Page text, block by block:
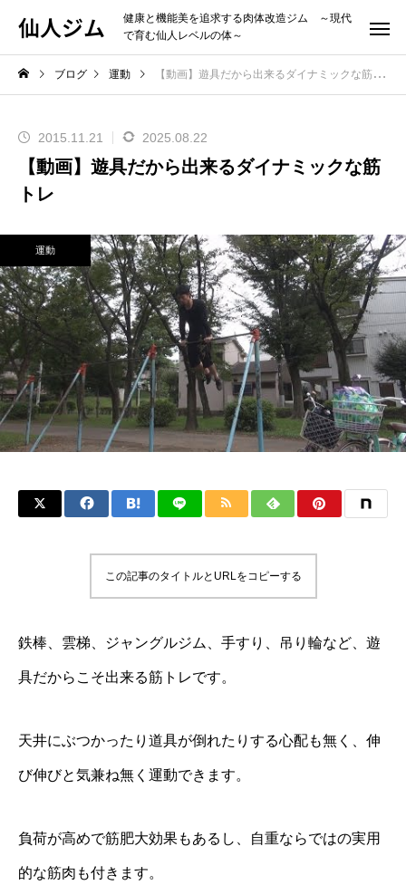
仙人ジム
健康と機能美を追求する肉体改造ジム ～現代
で育む仙人レベルの体～
ブログ 運動 【動画】遊具だから出来るダイナミックな筋トレ
2015.11.21 2025.08.22
【動画】遊具だから出来るダイナミックな筋
トレ
運動
この記事のタイトルとURLをコピーする
鉄棒、雲梯、ジャングルジム、手すり、吊り輪など、遊
具だからこそ出来る筋トレです。
天井にぶつかったり道具が倒れたりする心配も無く、伸
び伸びと気兼ね無く運動できます。
負荷が高めで筋肥大効果もあるし、自重ならではの実用
的な筋肉も付きます。